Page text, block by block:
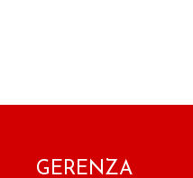
GERENZA